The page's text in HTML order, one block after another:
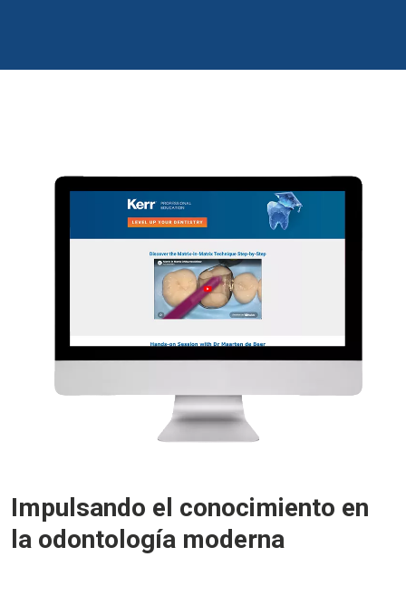
Impulsando el conocimiento en
la odontología moderna